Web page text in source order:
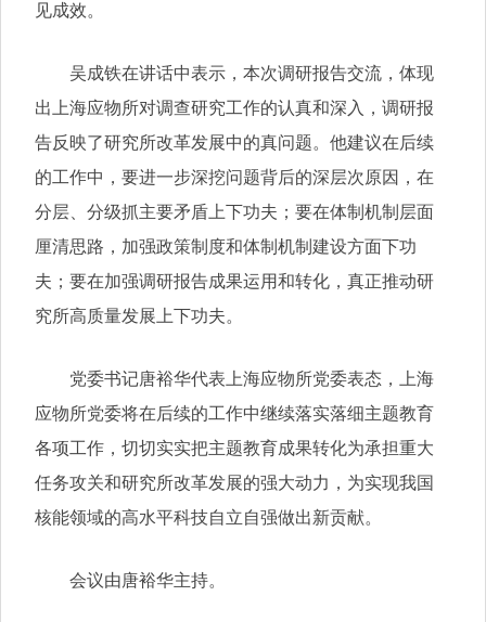
见成效。
吴成铁在讲话中表示，本次调研报告交流，体现
出上海应物所对调查研究工作的认真和深入，调研报
告反映了研究所改革发展中的真问题。他建议在后续
的工作中，要进一步深挖问题背后的深层次原因，在
分层、分级抓主要矛盾上下功夫；要在体制机制层面
厘清思路，加强政策制度和体制机制建设方面下功
夫；要在加强调研报告成果运用和转化，真正推动研
究所高质量发展上下功夫。
党委书记唐裕华代表上海应物所党委表态，上海
应物所党委将在后续的工作中继续落实落细主题教育
各项工作，切切实实把主题教育成果转化为承担重大
任务攻关和研究所改革发展的强大动力，为实现我国
核能领域的高水平科技自立自强做出新贡献。
会议由唐裕华主持。